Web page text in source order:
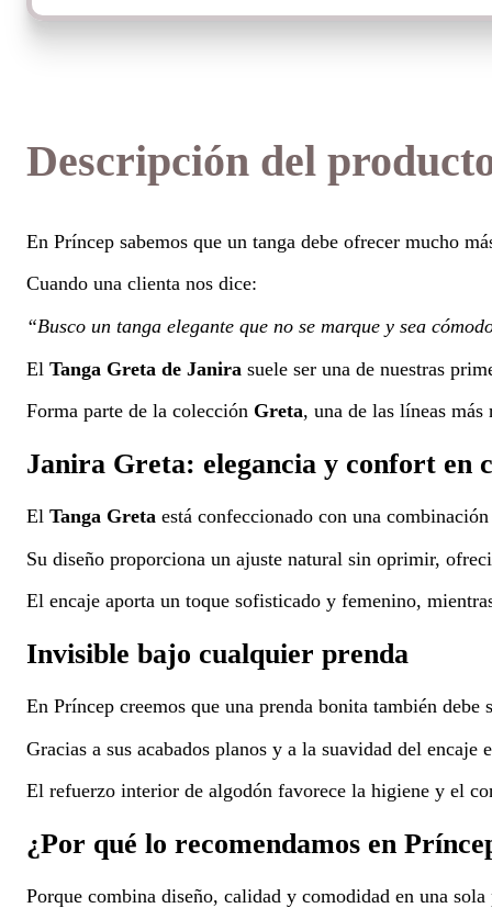
Descripción del
En Príncep sabemos que un tanga debe ofrecer mucho
Cuando una clienta nos dice:
“Busco un tanga elegante que no se marque y sea
El Tanga Greta de Janira suele ser una de nuestras
Forma parte de la colección Greta, una de las líneas
Janira Greta: elegancia y confort en
El Tanga Greta está confeccionado con una
Su diseño proporciona un ajuste natural sin oprimir,
El encaje aporta un toque sofisticado y femenino,
Invisible bajo cualquier prenda
En Príncep creemos que una prenda bonita también debe
Gracias a sus acabados planos y a la suavidad del
El refuerzo interior de algodón favorece la higiene y el
¿Por qué lo recomendamos en
Porque combina diseño, calidad y comodidad en una sola